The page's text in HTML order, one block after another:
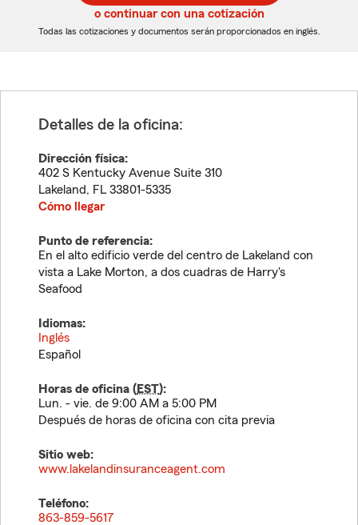
5
dígitos
5
dígitos
o continuar con una cotización
Todas las cotizaciones y documentos serán proporcionados en inglés.
Detalles de la oficina:
Dirección física:
402 S Kentucky Avenue Suite 310
Lakeland, FL 33801-5335
Cómo llegar
Punto de referencia:
En el alto edificio verde del centro de Lakeland con
vista a Lake Morton, a dos cuadras de Harry's
Seafood
Idiomas:
Inglés
Español
Horas de oficina (EST):
Lun. - vie. de 9:00 AM a 5:00 PM
Después de horas de oficina con cita previa
Sitio web:
www.lakelandinsuranceagent.com
Teléfono:
863-859-5617